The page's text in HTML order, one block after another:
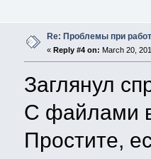
Re: Проблемы при
« Reply #4 on: March 20,
Заглянул
С файлами
Простите,